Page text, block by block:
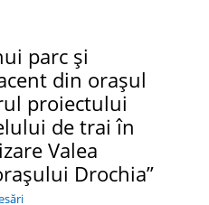
parc și
din orașul
proiectului
de trai în
Valea
Drochia”